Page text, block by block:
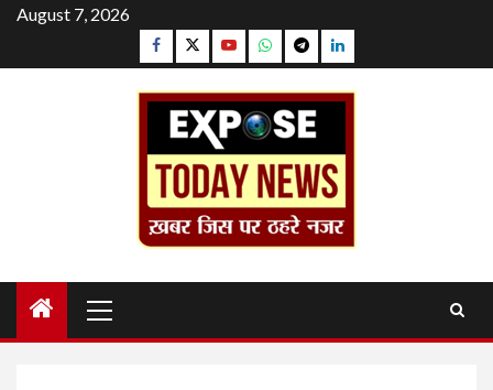
Skip
content
August 7, 2026
Facebook
TwitterYouTubeWhatsapp
TelegramLinkedin
Menu